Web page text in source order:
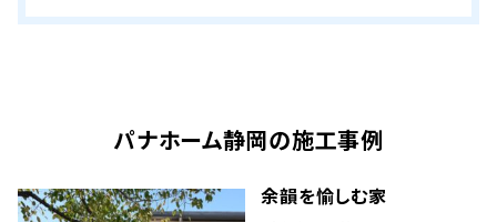
パナホーム静岡の施工事例
余韻を愉しむ家